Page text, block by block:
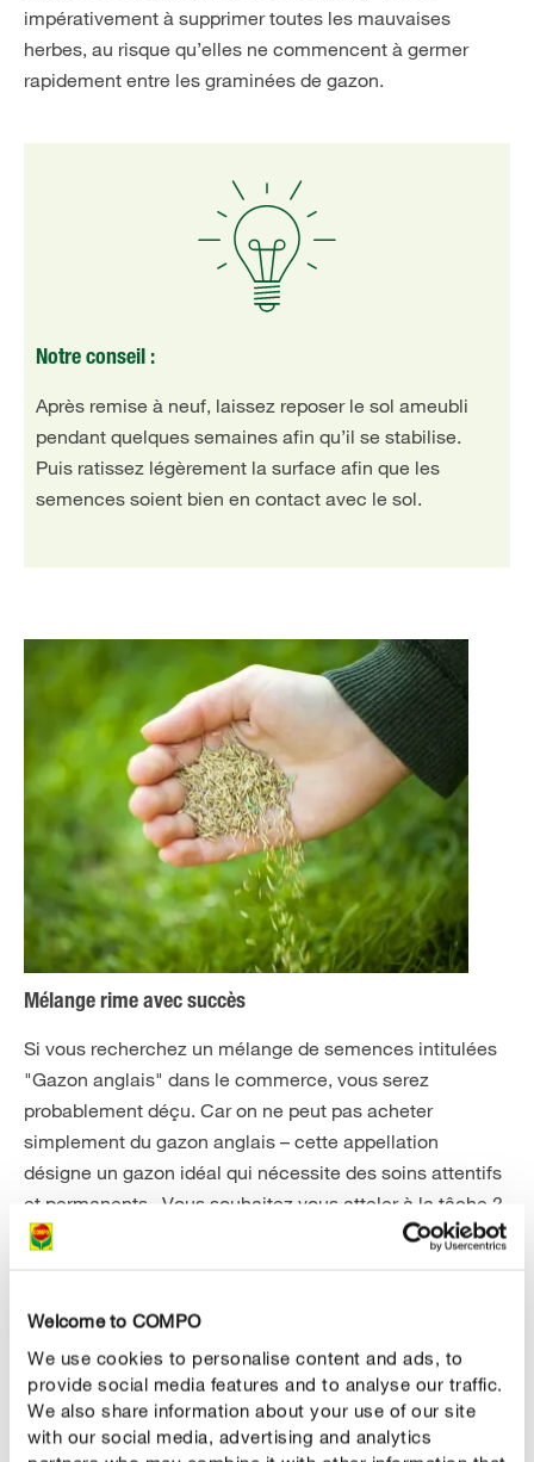
Welcome to COMPO
We use cookies to personalise content and ads, to
provide social media features and to analyse our traffic.
We also share information about your use of our site
with our social media, advertising and analytics
impérativement à supprimer toutes les mauvaises
herbes, au risque qu’elles ne commencent à germer
rapidement entre les graminées de gazon.
Notre conseil :
Après remise à neuf, laissez reposer le sol ameubli
pendant quelques semaines afin qu’il se stabilise.
Puis ratissez légèrement la surface afin que les
semences soient bien en contact avec le sol.
Mélange rime avec succès
Si vous recherchez un mélange de semences intitulées
"Gazon anglais" dans le commerce, vous serez
probablement déçu. Car on ne peut pas acheter
simplement du gazon anglais – cette appellation
désigne un gazon idéal qui nécessite des soins attentifs
et permanents. Vous souhaitez vous atteler à la tâche ?
Alors n’économisez pas sur les semences ! Les
fourragères, qui certes poussent très vite en hauteur,
mais au détriment de la densité du gazon. Lors de
l’achat, vérifiez que les semences sont certifiées RSM.